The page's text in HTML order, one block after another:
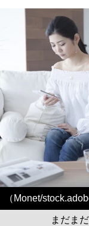
（Monet/
まだま